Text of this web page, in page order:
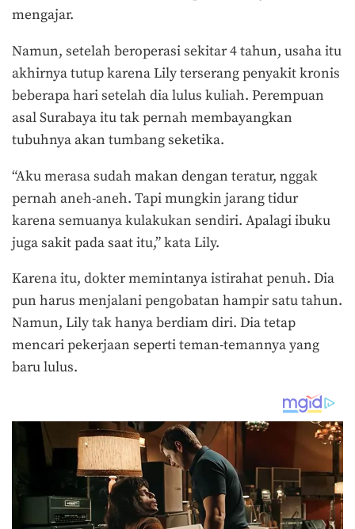
mengajar.
Namun, setelah beroperasi sekitar 4 tahun, usaha itu
akhirnya tutup karena Lily terserang penyakit kronis
beberapa hari setelah dia lulus kuliah. Perempuan
asal Surabaya itu tak pernah membayangkan
tubuhnya akan tumbang seketika.
“Aku merasa sudah makan dengan teratur, nggak
pernah aneh-aneh. Tapi mungkin jarang tidur
karena semuanya kulakukan sendiri. Apalagi ibuku
juga sakit pada saat itu,” kata Lily.
Karena itu, dokter memintanya istirahat penuh. Dia
pun harus menjalani pengobatan hampir satu tahun.
Namun, Lily tak hanya berdiam diri. Dia tetap
mencari pekerjaan seperti teman-temannya yang
baru lulus.